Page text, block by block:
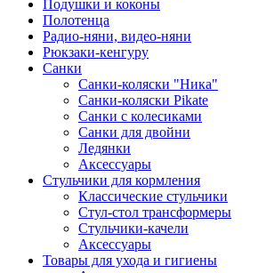
Подушки и коконы
Полотенца
Радио-няни, видео-няни
Рюкзаки-кенгуру
Санки
Санки-коляски "Ника"
Санки-коляски Pikate
Санки с колесиками
Санки для двойни
Ледянки
Аксессуары
Стульчики для кормления
Классические стульчики
Стул-стол трансформеры
Стульчики-качели
Аксессуары
Товары для ухода и гигиены